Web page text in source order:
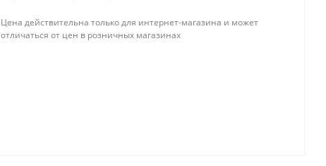
Цена действительна только для интернет-магазина и может
отличаться от цен в розничных магазинах